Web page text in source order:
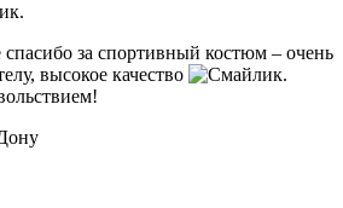
.
спасибо за спортивный костюм – очень
высокое качество
.